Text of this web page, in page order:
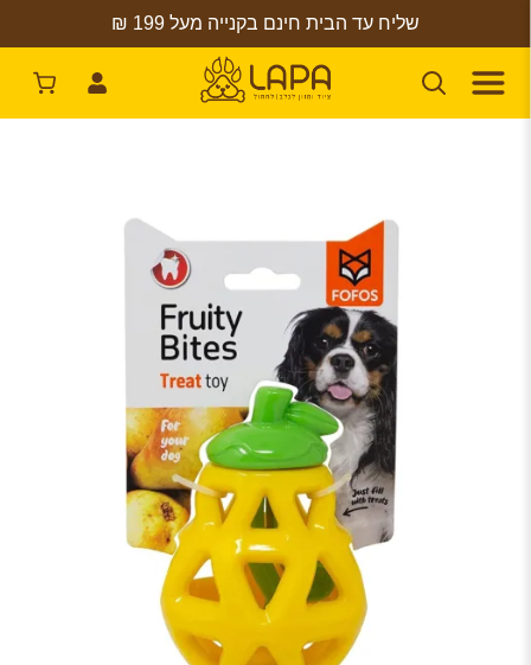
שליח עד הבית חינם בקנייה מעל 199 ₪